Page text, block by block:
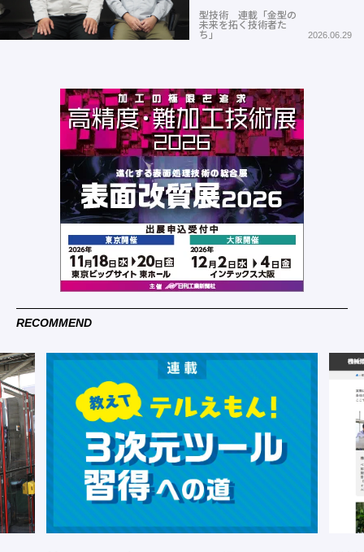
型技術 連載「金型の
未来を拓く技術者た
ち」
2026.06.29
RECOMMEND